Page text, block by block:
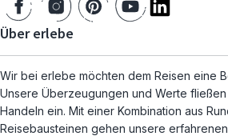
Über erlebe
Wir bei erlebe möchten dem Reisen eine
Unsere Überzeugungen und Werte
Handeln ein. Mit einer Kombination aus
Reisebausteinen gehen unsere